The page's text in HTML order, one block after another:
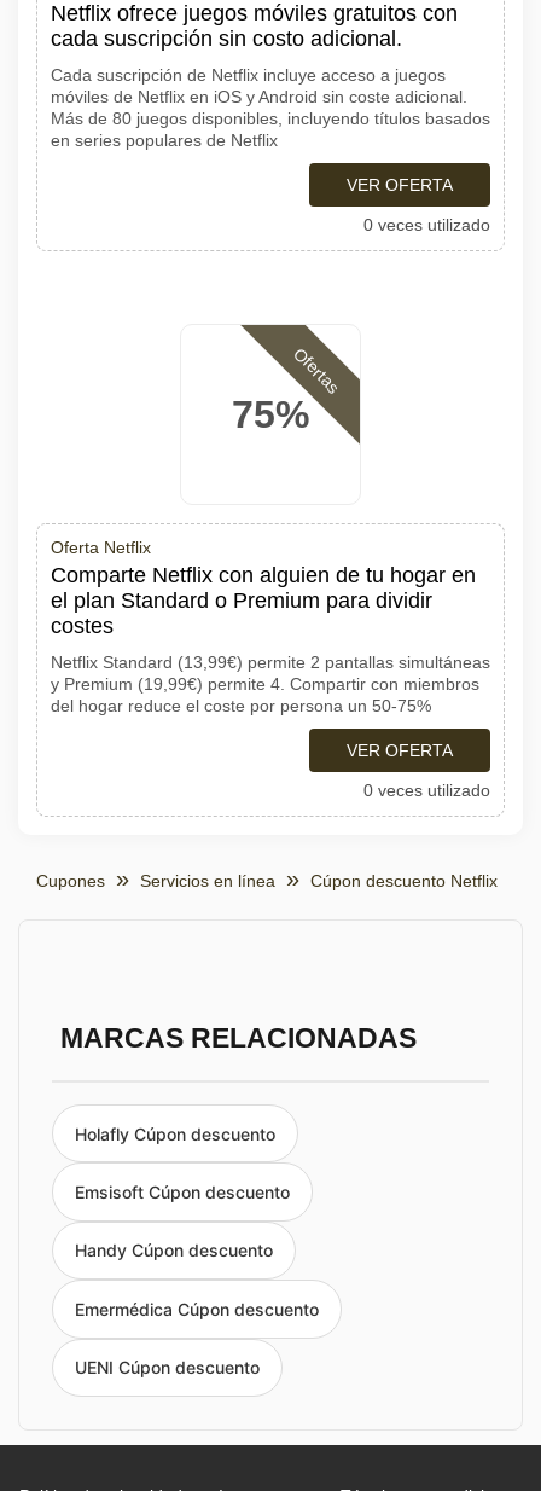
Netflix ofrece juegos móviles gratuitos con
cada suscripción sin costo adicional.
Cada suscripción de Netflix incluye acceso a juegos
móviles de Netflix en iOS y Android sin coste adicional.
Más de 80 juegos disponibles, incluyendo títulos basados
en series populares de Netflix
VER OFERTA
0 veces utilizado
75%
Ofertas
Oferta Netflix
Comparte Netflix con alguien de tu hogar en
el plan Standard o Premium para dividir
costes
Netflix Standard (13,99€) permite 2 pantallas simultáneas
y Premium (19,99€) permite 4. Compartir con miembros
del hogar reduce el coste por persona un 50-75%
VER OFERTA
0 veces utilizado
Cupones Servicios en línea Cúpon descuento Netflix
MARCAS RELACIONADAS
Holafly Cúpon descuento
Emsisoft Cúpon descuento
Handy Cúpon descuento
Emermédica Cúpon descuento
UENI Cúpon descuento